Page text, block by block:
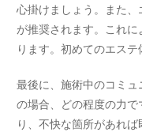
心掛けましょう。また
が推奨されます。これ
ります。初めてのエス
最後に、施術中のコミ
の場合、どの程度の力
り、不快な箇所があれ